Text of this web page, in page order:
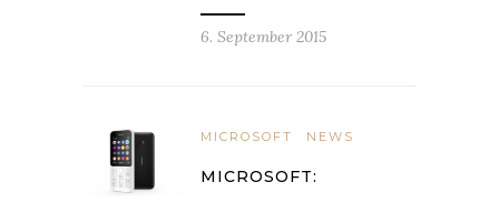
6. September 2015
MICROSOFT NEWS
MICROSOFT: